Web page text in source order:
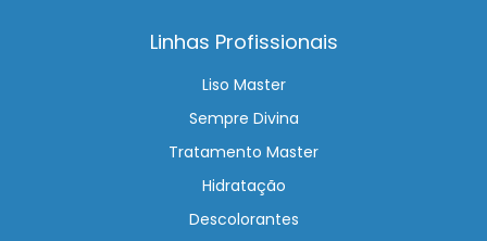
Linhas Profissionais
Liso Master
Sempre Divina
Tratamento Master
Hidratação
Descolorantes